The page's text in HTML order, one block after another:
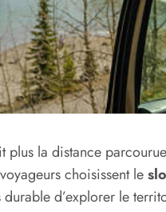
plus la distance
choisissent le
d’explorer le